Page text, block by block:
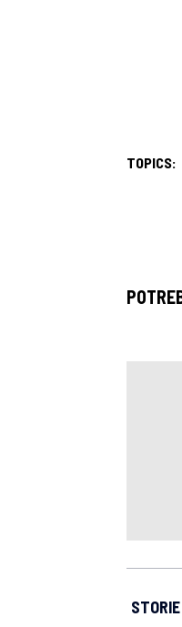
TOPICS:
STORIE